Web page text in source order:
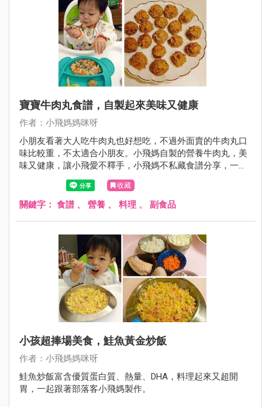
寶寶牛肉丸食譜，自製起來美味又健康
作者：小飛媽媽咪呀
小朋友看著大人吃牛肉丸也好想吃，不過外面賣的牛肉丸口
味比較重，不太適合小朋友。小飛媽自製的營養牛肉丸，美
味又健康，讓小飛愛不釋手，小飛媽不私藏食譜分享，一起
收藏
關鍵字： 食譜 、 營養 、 料理 、 副食品
小孩超捧場美食，鮭魚黃金炒飯
作者：小飛媽媽咪呀
鮭魚炒飯富含優質蛋白質、熱量、DHA，料理起來又超開
胃，一起跟著部落客小飛媽製作。